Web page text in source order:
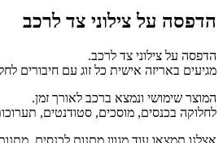
על צילוני צד לרכב
על צילוני צד לרכב.
באריזה אישית כל זוג עם חיבורים
שימושי ונמצא ברכב לאורך זמן.
בכנסים, מוסכים, סטודנטים, תערוכות,